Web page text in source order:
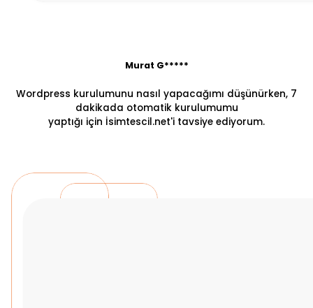
Murat G*****
Wordpress kurulumunu nasıl yapacağımı düşünürken, 7
dakikada otomatik kurulumumu
yaptığı için İsimtescil.net'i tavsiye ediyorum.